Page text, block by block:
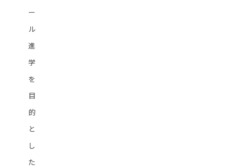
ー
ル
進
学
を
目
的
と
し
た